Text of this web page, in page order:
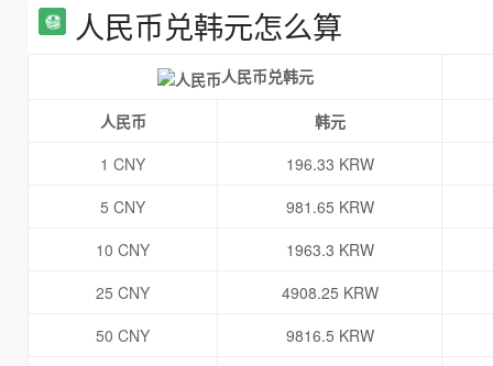
人民币兑韩元怎么算
人民币兑韩元
人民币
韩元
1 CNY
196.33 KRW
5 CNY
981.65 KRW
10 CNY
1963.3 KRW
25 CNY
4908.25 KRW
50 CNY
9816.5 KRW